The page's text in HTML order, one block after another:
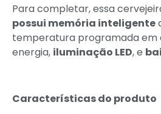
Para completar, essa
possui memória inteligente
temperatura programada em
energia, iluminação LED, e
Características do produto